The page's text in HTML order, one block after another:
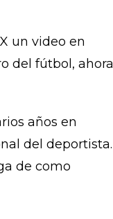
un video en
del fútbol, ahora
años en
del deportista.
de como